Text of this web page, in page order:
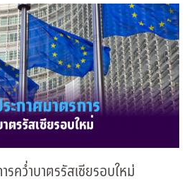
รคว่ำบาตรรัสเซียรอบใหม่